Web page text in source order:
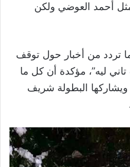
أحمد العوضي ولكن
تردد من أخبار حول توقف
ليه”، مؤكدة أن كل ما
البطولة شريف